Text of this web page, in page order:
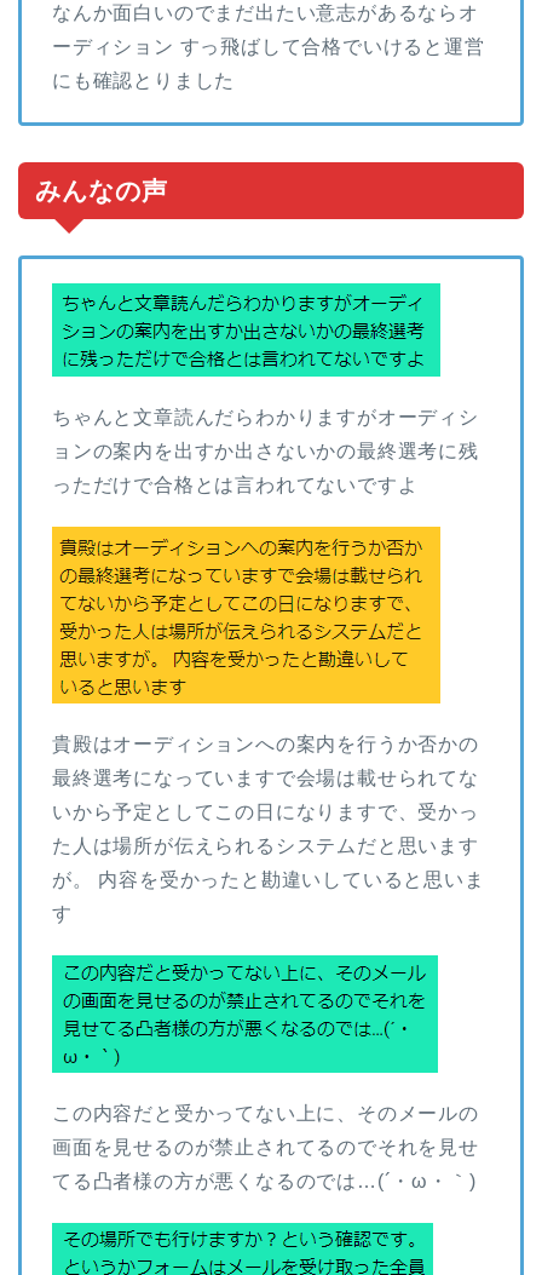
なんか面白いのでまだ出たい意志があるならオ
ーディション すっ飛ばして合格でいけると運営
にも確認とりました
みんなの声
ちゃんと文章読んだらわかりますがオーディシ
ョンの案内を出すか出さないかの最終選考に残
っただけで合格とは言われてないですよ
貴殿はオーディションへの案内を行うか否かの
最終選考になっていますで会場は載せられてな
いから予定としてこの日になりますで、受かっ
た人は場所が伝えられるシステムだと思います
が。 内容を受かったと勘違いしていると思いま
す
この内容だと受かってない上に、そのメールの
画面を見せるのが禁止されてるのでそれを見せ
てる凸者様の方が悪くなるのでは…(´・ω・｀)